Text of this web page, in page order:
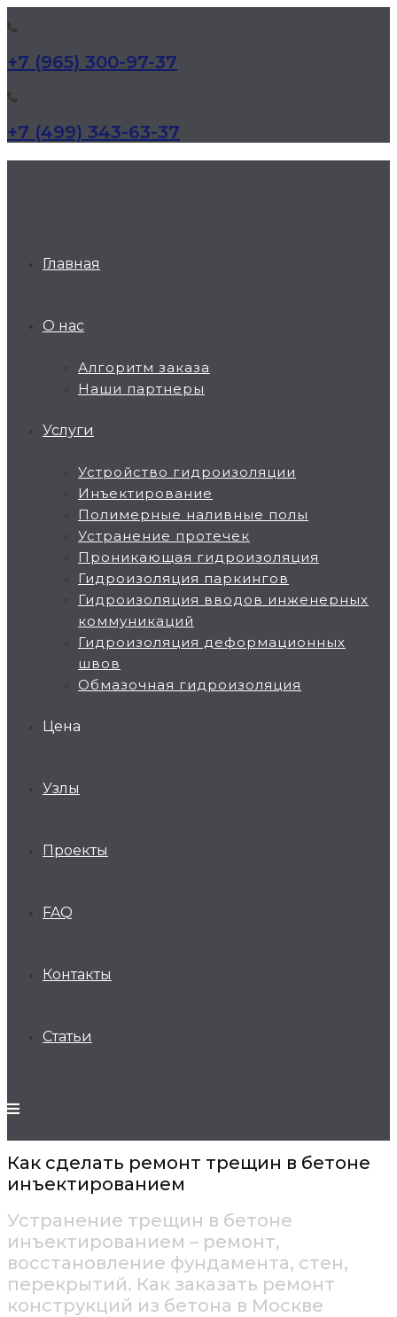
+7 (965) 300-97-37
+7 (499) 343-63-37
Главная
О нас
Алгоритм заказа
Наши партнеры
Услуги
Устройство гидроизоляции
Инъектирование
Полимерные наливные полы
Устранение протечек
Проникающая гидроизоляция
Гидроизоляция паркингов
Гидроизоляция вводов инженерных
коммуникаций
Гидроизоляция деформационных
швов
Обмазочная гидроизоляция
Цена
Узлы
Проекты
FAQ
Контакты
Статьи
Как сделать ремонт трещин в бетоне
инъектированием
Устранение трещин в бетоне
инъектированием – ремонт,
восстановление фундамента, стен,
перекрытий. Как заказать ремонт
конструкций из бетона в Москве